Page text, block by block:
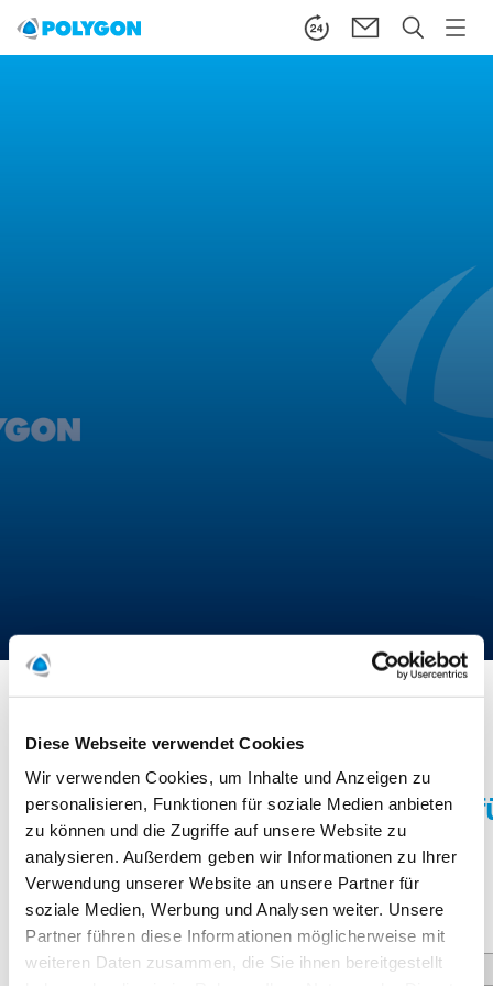
Diese Webseite verwendet Cookies
Wir verwenden Cookies, um Inhalte und Anzeigen zu
personalisieren, Funktionen für soziale Medien anbieten
zu können und die Zugriffe auf unsere Website zu
analysieren. Außerdem geben wir Informationen zu Ihrer
Verwendung unserer Website an unsere Partner für
soziale Medien, Werbung und Analysen weiter. Unsere
Partner führen diese Informationen möglicherweise mit
weiteren Daten zusammen, die Sie ihnen bereitgestellt
Start/Newsletter/Newsletter Anmeldung
Registrieren Sie sich hier
Newsletter
E-Mail